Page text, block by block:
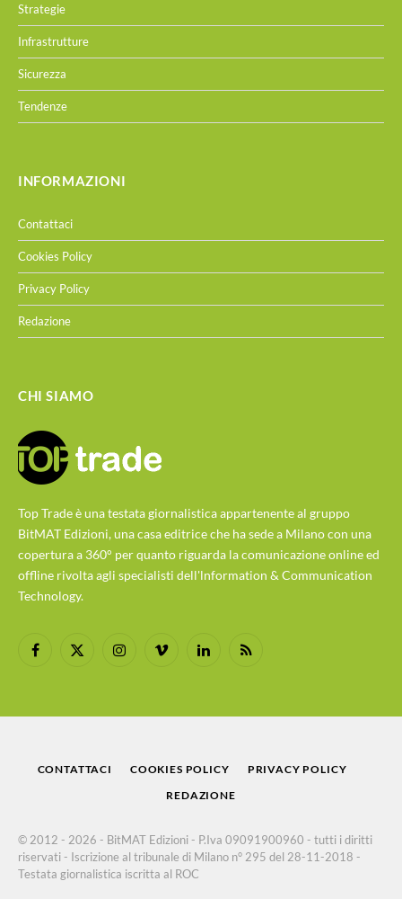
Strategie
Infrastrutture
Sicurezza
Tendenze
INFORMAZIONI
Contattaci
Cookies Policy
Privacy Policy
Redazione
CHI SIAMO
Top Trade è una testata giornalistica appartenente al gruppo
BitMAT Edizioni, una casa editrice che ha sede a Milano con una
copertura a 360° per quanto riguarda la comunicazione online ed
offline rivolta agli specialisti dell'lnformation & Communication
Technology.
Facebook
X
InstagramVimeo LinkedInRSS
CONTATTACI COOKIES POLICY
PRIVACY POLICY
REDAZIONE
© 2012 - 2026 - BitMAT Edizioni - P.Iva 09091900960 - tutti i diritti
riservati - Iscrizione al tribunale di Milano n° 295 del 28-11-2018 -
Testata giornalistica iscritta al ROC